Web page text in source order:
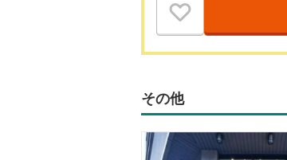
その他